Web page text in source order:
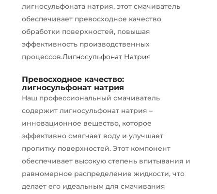
лигносульфоната натрия, этот смачиватель
обеспечивает превосходное качество
обработки поверхностей, повышая
эффективность производственных
процессов.Лигносульфонат Натрия
Превосходное качество:
лигносульфонат натрия
Наш профессиональный смачиватель
содержит лигносульфонат натрия –
инновационное вещество, которое
эффективно смягчает воду и улучшает
пропитку поверхностей. Этот компонент
обеспечивает высокую степень впитывания и
равномерное распределение жидкости, что
делает его идеальным для смачивания